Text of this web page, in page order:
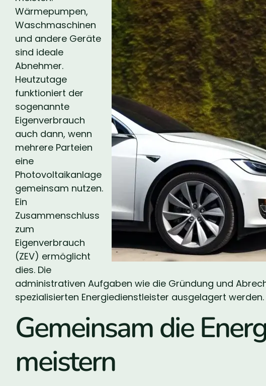
Wärmepumpen,
Waschmaschinen
und andere Geräte
sind ideale
Abnehmer.
Heutzutage
funktioniert der
sogenannte
Eigenverbrauch
auch dann, wenn
mehrere Parteien
eine
Photovoltaikanlage
gemeinsam nutzen.
Ein
Zusammenschluss
zum
Eigenverbrauch
(ZEV) ermöglicht
dies. Die
administrativen Aufgaben wie die Gründung und
spezialisierten Energiedienstleister ausgelagert werden.
Gemeinsam die
meistern